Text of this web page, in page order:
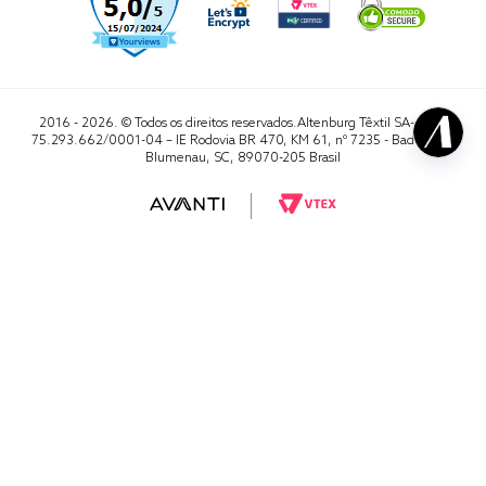
2016 - 2026. © Todos os direitos reservados.Altenburg Têxtil SA- CNPJ
75.293.662/0001-04 – IE Rodovia BR 470, KM 61, nº 7235 - Badenfurt,
Blumenau, SC, 89070-205 Brasil